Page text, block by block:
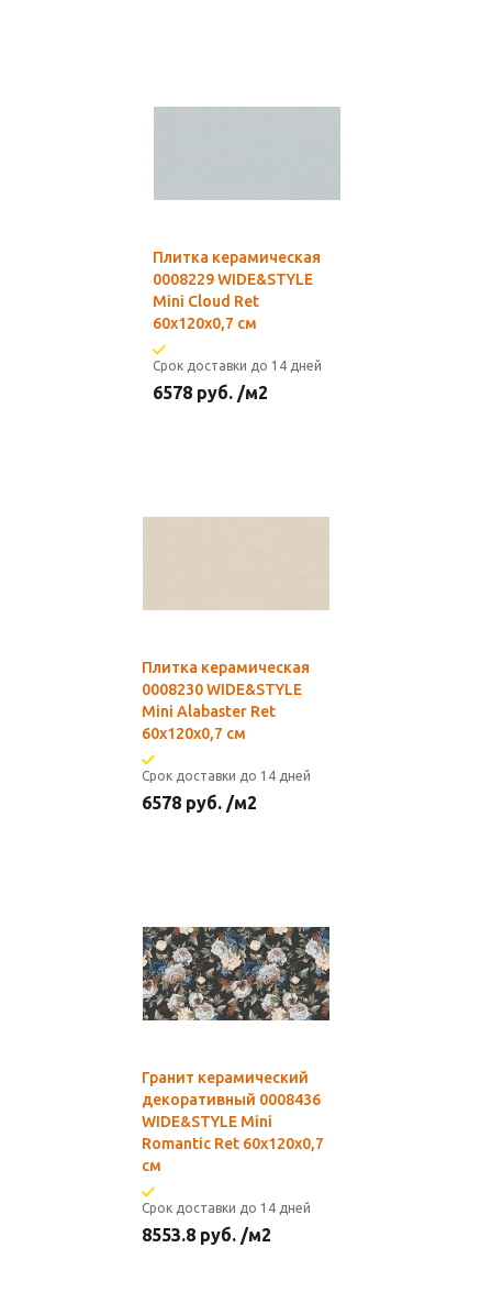
Плитка керамическая
0008229 WIDE&STYLE
Mini Cloud Ret
60x120x0,7 см
Срок доставки до 14 дней
6578 руб. /м2
Плитка керамическая
0008230 WIDE&STYLE
Mini Alabaster Ret
60x120x0,7 см
Срок доставки до 14 дней
6578 руб. /м2
Гранит керамический
декоративный 0008436
WIDE&STYLE Mini
Romantic Ret 60x120x0,7
см
Срок доставки до 14 дней
8553.8 руб. /м2